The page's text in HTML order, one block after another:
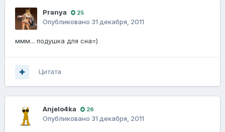
Pranya 25
Опубликовано 31 декабря, 2011
ммм... подушка для сна=)
Цитата
Anjelo4ka 26
Опубликовано 31 декабря, 2011